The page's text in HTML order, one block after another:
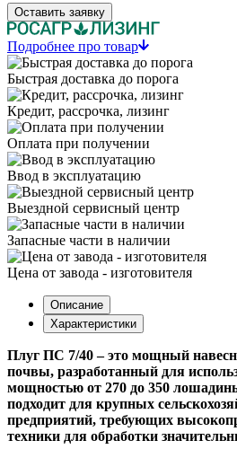
577 000 ₽
Оставить заявку
Подробнее про товар
Быстрая доставка до порога
Кредит, рассрочка, лизинг
Оплата при получении
Ввод в эксплуатацию
Выездной сервисный центр
Запасные части в наличии
Описание
Плуг ПС 7/40 – это мощный
почвы, разработанный для
мощностью от 270 до 350
подходит для крупных
предприятий, требующих